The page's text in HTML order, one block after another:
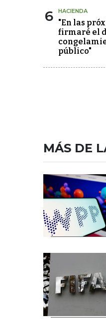
6 HACIENDA
"En las
firmaré el
público"
MÁS DE